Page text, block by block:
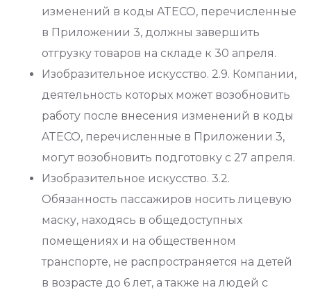
изменений в коды ATECO, перечисленные
в Приложении 3, должны завершить
отгрузку товаров на складе к 30 апреля.
Изобразительное искусство. 2.9. Компании,
деятельность которых может возобновить
работу после внесения изменений в коды
ATECO, перечисленные в Приложении 3,
могут возобновить подготовку с 27 апреля.
Изобразительное искусство. 3.2.
Обязанность пассажиров носить лицевую
маску, находясь в общедоступных
помещениях и на общественном
транспорте, не распространяется на детей
в возрасте до 6 лет, а также на людей с